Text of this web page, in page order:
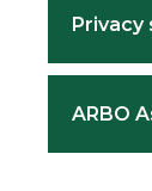
ARBO